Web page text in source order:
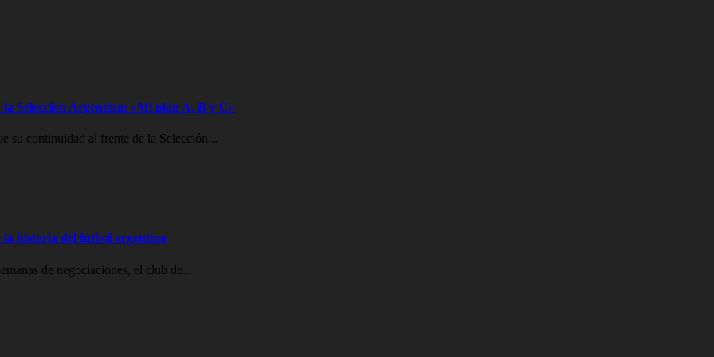
Selección Argentina: «Mi plan A, B y C»
su continuidad al frente de la Selección...
la historia del fútbol argentino
de negociaciones, el club de...